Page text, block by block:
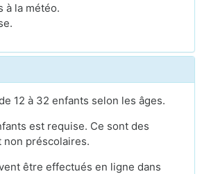
à la météo.
12 à 32 enfants selon les âges.
est requise. Ce sont des
non préscolaires.
être effectués en ligne dans